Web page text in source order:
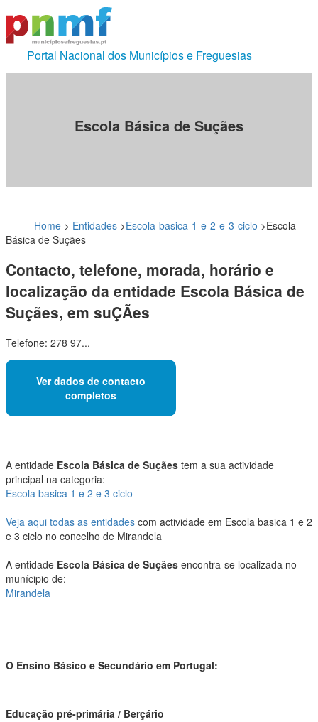
Portal Nacional dos Municípios e Freguesias
Escola Básica de Suçães
Home > Entidades >Escola-basica-1-e-2-e-3-ciclo >Escola
Básica de Suçães
Contacto, telefone, morada, horário e
localização da entidade Escola Básica de
Suçães, em suÇÃes
Telefone: 278 97...
Ver dados de contacto
completos
A entidade Escola Básica de Suçães tem a sua actividade
principal na categoria:
Escola basica 1 e 2 e 3 ciclo
Veja aqui todas as entidades com actividade em Escola basica 1 e 2
e 3 ciclo no concelho de Mirandela
A entidade Escola Básica de Suçães encontra-se localizada no
munícipio de:
Mirandela
O Ensino Básico e Secundário em Portugal:
Educação pré-primária / Berçário